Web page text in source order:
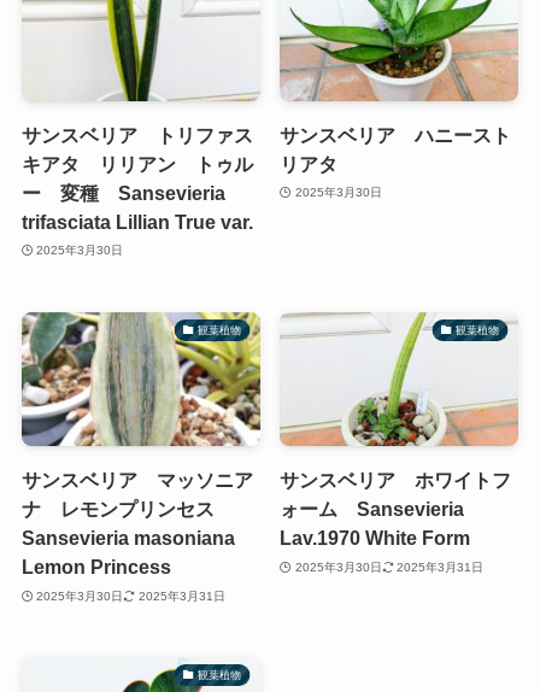
サンスベリア トリファス
キアタ リリアン トゥル
ー 変種 Sansevieria
trifasciata Lillian True var.
2025年3月30日
サンスベリア ハニースト
リアタ
2025年3月30日
観葉植物
サンスベリア マッソニア
ナ レモンプリンセス
Sansevieria masoniana
Lemon Princess
2025年3月30日 2025年3月31日
観葉植物
サンスベリア ホワイトフ
ォーム Sansevieria
Lav.1970 White Form
2025年3月30日 2025年3月31日
観葉植物